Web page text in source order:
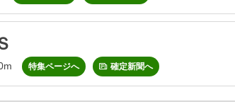
特集ページへ 確定新聞へ